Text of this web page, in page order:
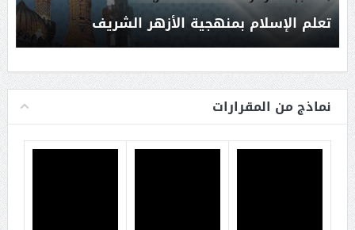
تعلم الإسلام بمنهجية الأزهر الشريف
نماذج من المقرارات